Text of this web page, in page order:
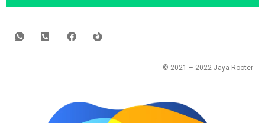
© 2021 – 2022 Jaya Rooter